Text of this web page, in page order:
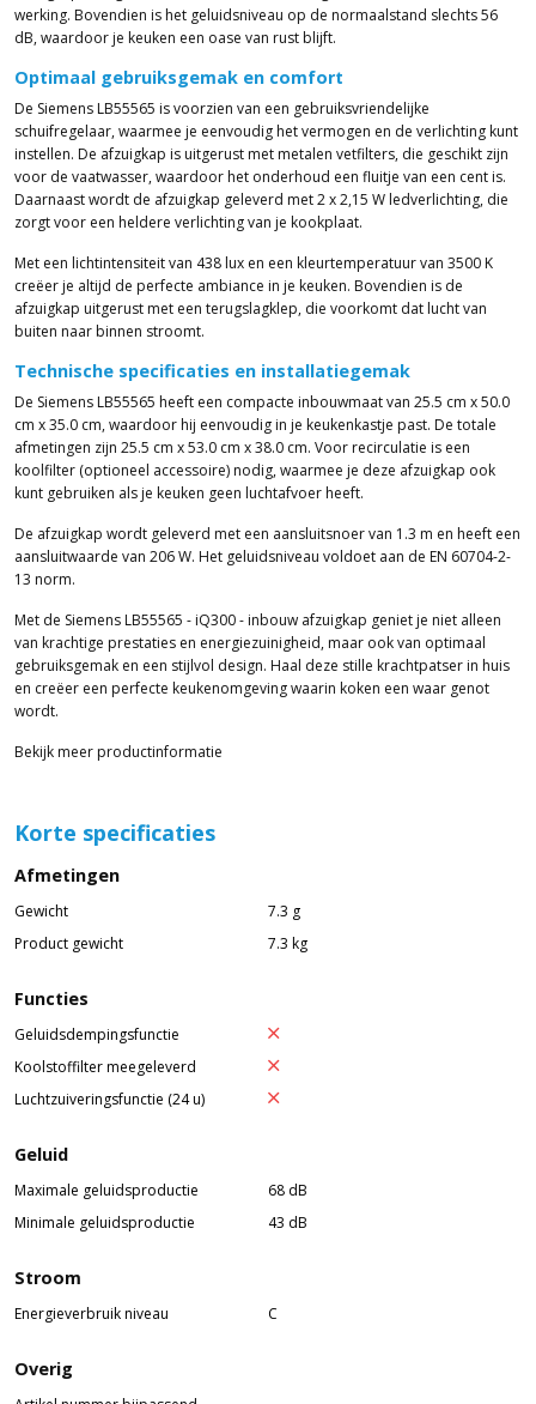
werking. Bovendien is het geluidsniveau op de normaalstand slechts 56
dB, waardoor je keuken een oase van rust blijft.
Optimaal gebruiksgemak en comfort
De Siemens LB55565 is voorzien van een gebruiksvriendelijke
schuifregelaar, waarmee je eenvoudig het vermogen en de verlichting kunt
instellen. De afzuigkap is uitgerust met metalen vetfilters, die geschikt zijn
voor de vaatwasser, waardoor het onderhoud een fluitje van een cent is.
Daarnaast wordt de afzuigkap geleverd met 2 x 2,15 W ledverlichting, die
zorgt voor een heldere verlichting van je kookplaat.
Met een lichtintensiteit van 438 lux en een kleurtemperatuur van 3500 K
creëer je altijd de perfecte ambiance in je keuken. Bovendien is de
afzuigkap uitgerust met een terugslagklep, die voorkomt dat lucht van
buiten naar binnen stroomt.
Technische specificaties en installatiegemak
De Siemens LB55565 heeft een compacte inbouwmaat van 25.5 cm x 50.0
cm x 35.0 cm, waardoor hij eenvoudig in je keukenkastje past. De totale
afmetingen zijn 25.5 cm x 53.0 cm x 38.0 cm. Voor recirculatie is een
koolfilter (optioneel accessoire) nodig, waarmee je deze afzuigkap ook
kunt gebruiken als je keuken geen luchtafvoer heeft.
De afzuigkap wordt geleverd met een aansluitsnoer van 1.3 m en heeft een
aansluitwaarde van 206 W. Het geluidsniveau voldoet aan de EN 60704-2-
13 norm.
Met de Siemens LB55565 - iQ300 - inbouw afzuigkap geniet je niet alleen
van krachtige prestaties en energiezuinigheid, maar ook van optimaal
gebruiksgemak en een stijlvol design. Haal deze stille krachtpatser in huis
en creëer een perfecte keukenomgeving waarin koken een waar genot
wordt.
Bekijk meer productinformatie
Korte specificaties
Afmetingen
Gewicht
7.3 g
Product gewicht
7.3 kg
Functies
Geluidsdempingsfunctie
Koolstoffilter meegeleverd
Luchtzuiveringsfunctie (24 u)
Geluid
Maximale geluidsproductie
68 dB
Minimale geluidsproductie
43 dB
Stroom
Energieverbruik niveau C
Overig